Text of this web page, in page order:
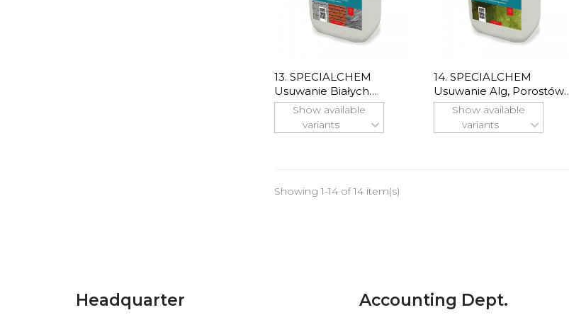
13. SPECIALCHEM
Usuwanie Białych
Wykwitów
Show available
variants
14. SPECIALCHEM
Usuwanie Alg, Porostów I
MchówShow available
variants
Showing 1-14 of 14 item(s)
Headquarter Accounting Dept.